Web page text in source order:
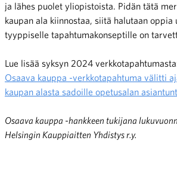
ja lähes puolet yliopistoista. Pidän tätä
kaupan ala kiinnostaa, siitä halutaan oppia
tyyppiselle tapahtumakonseptille on
Lue lisää syksyn 2024
Osaava kauppa -verkkotapahtuma välitti
kaupan alasta sadoille opetusalan
Osaava kauppa -hankkeen tukijana
Helsingin Kauppiaitten Yhdistys r.y.